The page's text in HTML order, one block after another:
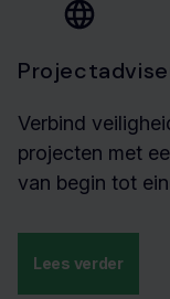
Verbind
projecten met
van begin tot
Lees verder